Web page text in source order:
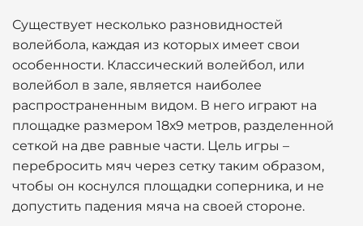
Существует несколько разновидностей
волейбола, каждая из которых имеет свои
особенности. Классический волейбол, или
волейбол в зале, является наиболее
распространенным видом. В него играют на
площадке размером 18х9 метров, разделенной
сеткой на две равные части. Цель игры –
перебросить мяч через сетку таким образом,
чтобы он коснулся площадки соперника, и не
допустить падения мяча на своей стороне.